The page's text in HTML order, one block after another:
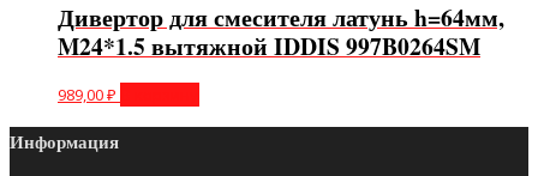
Дивертор для смесителя латунь h=64мм,
M24*1.5 вытяжной IDDIS 997B0264SM
989,00₽
Информация